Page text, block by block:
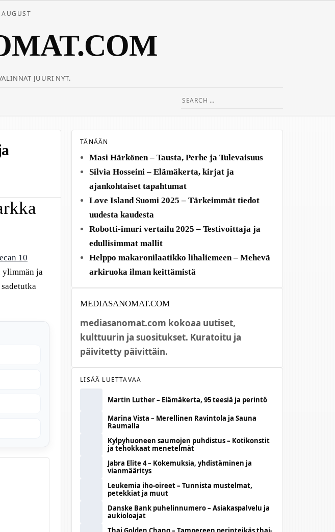
JUURI NYT.
Search
10
ylimmän ja
TÄNÄÄN
Masi Härkönen – Tausta, Perhe ja Tulevaisuus
Silvia Hosseini – Elämäkerta, kirjat ja
ajankohtaiset tapahtumat
Love Island Suomi 2025 – Tärkeimmät tiedot
uudesta kaudesta
Robotti-imuri vertailu 2025 – Testivoittaja ja
edullisimmat mallit
Helppo makaronilaatikko lihaliemeen – Mehevä
arkiruoka ilman keittämistä
MEDIASANOMAT.COM
mediasanomat.com kokoaa uutiset,
kulttuurin ja suositukset. Kuratoitu ja
päivitetty päivittäin.
LISÄÄ LUETTAVAA
Martin Luther – Elämäkerta, 95 teesiä ja perintö
Marina Vista – Merellinen Ravintola ja Sauna
Raumalla
Kylpyhuoneen saumojen puhdistus – Kotikonstit
ja tehokkaat menetelmät
Jabra Elite 4 – Kokemuksia, yhdistäminen ja
vianmääritys
Leukemia iho-oireet – Tunnista mustelmat,
petekkiat ja muut
Danske Bank puhelinnumero – Asiakaspalvelu ja
aukioloajat